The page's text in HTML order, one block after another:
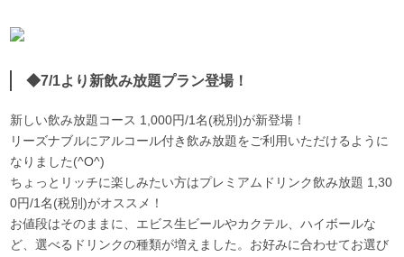
◆7/1より新飲み放題プラン登場！
新しい飲み放題コース 1,000円/1名(税別)が新登場！
リーズナブルにアルコール付き飲み放題をご利用いただけるように
なりました(^O^)
ちょっとリッチに楽しみたい方はプレミアムドリンク飲み放題 1,30
0円/1名(税別)がオススメ！
お値段はそのままに、エビス生ビールやカクテル、ハイボールな
ど、選べるドリンクの種類が増えました。お好みに合わせてお選び